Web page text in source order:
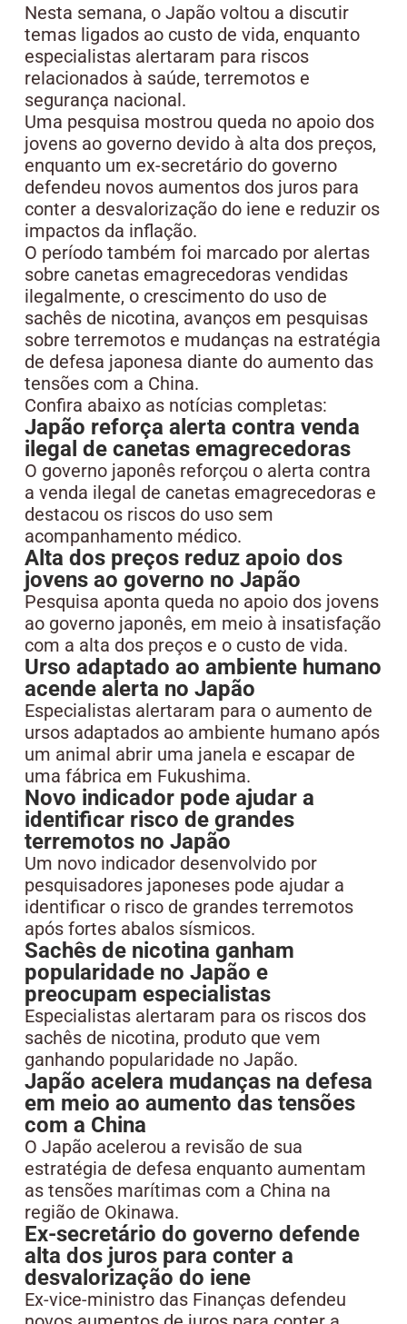
Nesta semana, o Japão voltou a discutir
temas ligados ao custo de vida, enquanto
especialistas alertaram para riscos
relacionados à saúde, terremotos e
segurança nacional.
Uma pesquisa mostrou queda no apoio dos
jovens ao governo devido à alta dos preços,
enquanto um ex-secretário do governo
defendeu novos aumentos dos juros para
conter a desvalorização do iene e reduzir os
impactos da inflação.
O período também foi marcado por alertas
sobre canetas emagrecedoras vendidas
ilegalmente, o crescimento do uso de
sachês de nicotina, avanços em pesquisas
sobre terremotos e mudanças na estratégia
de defesa japonesa diante do aumento das
tensões com a China.
Confira abaixo as notícias completas:
Japão reforça alerta contra venda
ilegal de canetas emagrecedoras
O governo japonês reforçou o alerta contra
a venda ilegal de canetas emagrecedoras e
destacou os riscos do uso sem
acompanhamento médico.
Alta dos preços reduz apoio dos
jovens ao governo no Japão
Pesquisa aponta queda no apoio dos jovens
ao governo japonês, em meio à insatisfação
com a alta dos preços e o custo de vida.
Urso adaptado ao ambiente humano
acende alerta no Japão
Especialistas alertaram para o aumento de
ursos adaptados ao ambiente humano após
um animal abrir uma janela e escapar de
uma fábrica em Fukushima.
Novo indicador pode ajudar a
identificar risco de grandes
terremotos no Japão
Um novo indicador desenvolvido por
pesquisadores japoneses pode ajudar a
identificar o risco de grandes terremotos
após fortes abalos sísmicos.
Sachês de nicotina ganham
popularidade no Japão e
preocupam especialistas
Especialistas alertaram para os riscos dos
sachês de nicotina, produto que vem
ganhando popularidade no Japão.
Japão acelera mudanças na defesa
em meio ao aumento das tensões
com a China
O Japão acelerou a revisão de sua
estratégia de defesa enquanto aumentam
as tensões marítimas com a China na
região de Okinawa.
Ex-secretário do governo defende
alta dos juros para conter a
desvalorização do iene
Ex-vice-ministro das Finanças defendeu